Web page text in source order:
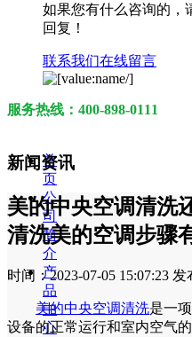
如果您有什么咨询的，
回复！
联系我们在线留言
服务热线：400-898-0111
首
页
公
司
简
介
产
品
中
心
新闻资讯
美的中央空调清洗
清洗美的空调步骤
时间：2023-07-05 15:07:23 发
美的中央空调清洗是一
设备的正常运行和室内空气